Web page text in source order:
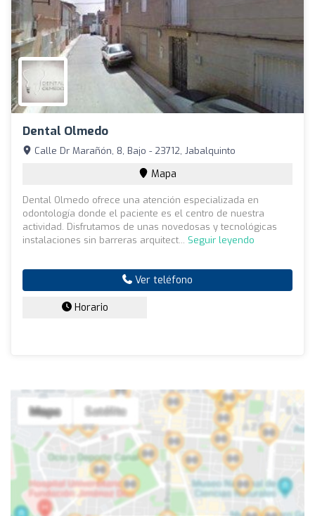
Dental Olmedo
Calle Dr Marañón, 8, Bajo - 23712, Jabalquinto
Mapa
Dental Olmedo ofrece una atención especializada en
odontología donde el paciente es el centro de nuestra
actividad. Disfrutamos de unas novedosas y tecnológicas
instalaciones sin barreras arquitect... Seguir leyendo
Ver teléfono
Horario